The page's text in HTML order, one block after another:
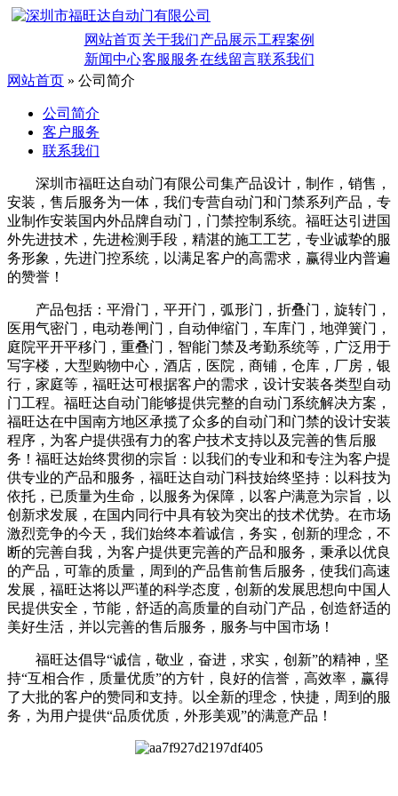
网站首页关于我们产品展示工程案例
新闻中心客服服务在线留言联系我们
网站首页 » 公司简介
公司简介
客户服务
联系我们
深圳市福旺达自动门有限公司集产品设计，制作，销售，
安装，售后服务为一体，我们专营自动门和门禁系列产品，专
业制作安装国内外品牌自动门，门禁控制系统。福旺达引进国
外先进技术，先进检测手段，精湛的施工工艺，专业诚挚的服
务形象，先进门控系统，以满足客户的高需求，赢得业内普遍
的赞誉！
产品包括：平滑门，平开门，弧形门，折叠门，旋转门，
医用气密门，电动卷闸门，自动伸缩门，车库门，地弹簧门，
庭院平开平移门，重叠门，智能门禁及考勤系统等，广泛用于
写字楼，大型购物中心，酒店，医院，商铺，仓库，厂房，银
行，家庭等，福旺达可根据客户的需求，设计安装各类型自动
门工程。福旺达自动门能够提供完整的自动门系统解决方案，
福旺达在中国南方地区承揽了众多的自动门和门禁的设计安装
程序，为客户提供强有力的客户技术支持以及完善的售后服
务！福旺达始终贯彻的宗旨：以我们的专业和和专注为客户提
供专业的产品和服务，福旺达自动门科技始终坚持：以科技为
依托，已质量为生命，以服务为保障，以客户满意为宗旨，以
创新求发展，在国内同行中具有较为突出的技术优势。在市场
激烈竞争的今天，我们始终本着诚信，务实，创新的理念，不
断的完善自我，为客户提供更完善的产品和服务，秉承以优良
的产品，可靠的质量，周到的产品售前售后服务，使我们高速
发展，福旺达将以严谨的科学态度，创新的发展思想向中国人
民提供安全，节能，舒适的高质量的自动门产品，创造舒适的
美好生活，并以完善的售后服务，服务与中国市场！
福旺达倡导“诚信，敬业，奋进，求实，创新”的精神，坚
持“互相合作，质量优质”的方针，良好的信誉，高效率，赢得
了大批的客户的赞同和支持。以全新的理念，快捷，周到的服
务，为用户提供“品质优质，外形美观”的满意产品！